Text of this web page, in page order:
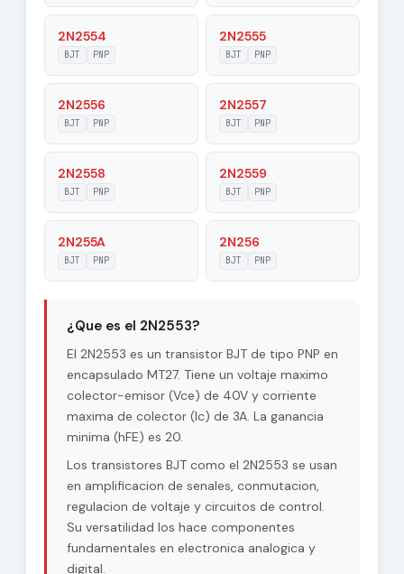
Maximum Emitter-
Base Voltage
20 V
Maximum
Collector-Base
60 V
Maximum
Collector-Emitter
Voltage |Vce|
40 V
Max. Operating
Junction
Temperature (Tj)
100 °C
Maximum Collector
Power Dissipation
(Pc)
Forward Current
(hFE), MIN
20
2N2554
BJT PNP
2N2555
BJT PNP
2N2556
BJT PNP
2N2557
BJT PNP
2N2558
BJT PNP
2N2559
BJT PNP
2N255A
BJT PNP
2N256
BJT PNP
¿Que es el 2N2553?
El 2N2553 es un transistor BJT de tipo PNP en
encapsulado MT27. Tiene un voltaje maximo
colector-emisor (Vce) de 40V y corriente
maxima de colector (Ic) de 3A. La ganancia
minima (hFE) es 20.
Los transistores BJT como el 2N2553 se usan
en amplificacion de senales, conmutacion,
regulacion de voltaje y circuitos de control.
Su versatilidad los hace componentes
fundamentales en electronica analogica y
digital.